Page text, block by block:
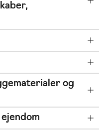
og